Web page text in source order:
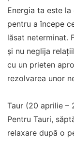
Energia ta este
pentru a începe
lăsat neterminat.
și nu neglija
cu un prieten
rezolvarea unor
Taur (20 aprilie –
Pentru Tauri,
relaxare după o